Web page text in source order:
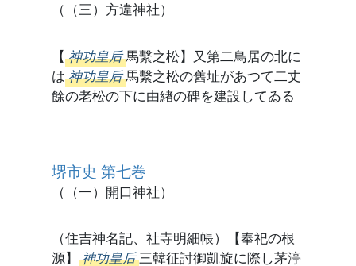
（（三）方違神社）
【 神功皇后 馬繫之松】又第二鳥居の北に
は 神功皇后 馬繫之松の舊址があつて二丈
餘の老松の下に由緖の碑を建設してゐる
堺市史 第七巻
（（一）開口神社）
（住吉神名記、社寺明細帳）【奉祀の根
源】 神功皇后 三韓征討御凱旋に際し茅渟